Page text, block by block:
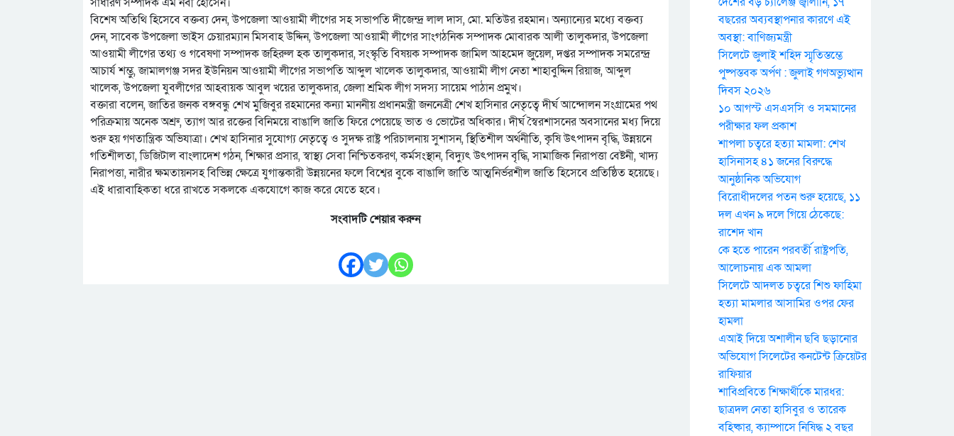
বিশেষ অতিথি হিসেবে বক্তব্য দেন, উপজেলা আওয়ামী লীগের সহ সভাপতি দীজেন্দ্র লাল দাস, মো. মতিউর রহমান। অন্যান্যের মধ্যে বক্তব্য
দেন, সাবেক উপজেলা ভাইস চেয়ারম্যান মিসবাহ উদ্দিন, উপজেলা আওয়ামী লীগের সাংগঠনিক সম্পাদক মোবারক আলী তালুকদার, উপজেলা
আওয়ামী লীগের তথ্য ও গবেষণা সম্পাদক জহিরুল হক তালুকদার, সংস্কৃতি বিষয়ক সম্পাদক জামিল আহমেদ জুয়েল, দপ্তর সম্পাদক সমরেন্দ্র
আচার্য শম্ভু, জামালগঞ্জ সদর ইউনিয়ন আওয়ামী লীগের সভাপতি আব্দুল খালেক তালুকদার, আওয়ামী লীগ নেতা শাহাবুদ্দিন রিয়াজ, আব্দুল
খালেক, উপজেলা যুবলীগের আহবায়ক আবুল খয়ের তালুকদার, জেলা শ্রমিক লীগ সদস্য সায়েম পাঠান প্রমুখ।
বক্তারা বলেন, জাতির জনক বঙ্গবন্ধু শেখ মুজিবুর রহমানের কন্যা মাননীয় প্রধানমন্ত্রী জননেত্রী শেখ হাসিনার নেতৃত্বে দীর্ঘ আন্দোলন সংগ্রামের পথ
পরিক্রমায় অনেক অশ্রু, ত্যাগ আর রক্তের বিনিময়ে বাঙালি জাতি ফিরে পেয়েছে ভাত ও ভোটের অধিকার। দীর্ঘ স্বৈরশাসনের অবসানের মধ্য দিয়ে
শুরু হয় গণতান্ত্রিক অভিযাত্রা। শেখ হাসিনার সুযোগ্য নেতৃত্বে ও সুদক্ষ রাষ্ট্র পরিচালনায় সুশাসন, স্থিতিশীল অর্থনীতি, কৃষি উৎপাদন বৃদ্ধি, উন্নয়নে
গতিশীলতা, ডিজিটাল বাংলাদেশ গঠন, শিক্ষার প্রসার, স্বাস্থ্য সেবা নিশ্চিতকরণ, কর্মসংস্থান, বিদ্যুৎ উৎপাদন বৃদ্ধি, সামাজিক নিরাপত্তা বেষ্টনী, খাদ্য
নিরাপত্তা, নারীর ক্ষমতায়নসহ বিভিন্ন ক্ষেত্রে যুগান্তকারী উন্নয়নের ফলে বিশ্বের বুকে বাঙালি জাতি আত্মনির্ভরশীল জাতি হিসেবে প্রতিষ্ঠিত হয়েছে।
এই ধারাবাহিকতা ধরে রাখতে সকলকে একযোগে কাজ করে যেতে হবে।
সংবাদটি শেয়ার করুন
বছরের অব্যবস্থাপনার কারণে এই
অবস্থা: বাণিজ্যমন্ত্রী
সিলেটে জুলাই শহিদ স্মৃতিস্তম্ভে
পুষ্পস্তবক অর্পণ : জুলাই গণঅভ্যুত্থান
দিবস ২০২৬
১০ আগস্ট এসএসসি ও সমমানের
পরীক্ষার ফল প্রকাশ
শাপলা চত্বরে হত্যা মামলা: শেখ
হাসিনাসহ ৪১ জনের বিরুদ্ধে
আনুষ্ঠানিক অভিযোগ
বিরোধীদলের পতন শুরু হয়েছে, ১১
দল এখন ৯ দলে গিয়ে ঠেকেছে:
রাশেদ খান
কে হতে পারেন পরবর্তী রাষ্ট্রপতি,
আলোচনায় এক আমলা
সিলেটে আদলত চত্বরে শিশু ফাহিমা
হত্যা মামলার আসামির ওপর ফের
হামলা
এআই দিয়ে অশালীন ছবি ছড়ানোর
অভিযোগ সিলেটের কনটেন্ট ক্রিয়েটর
রাফিয়ার
শাবিপ্রবিতে শিক্ষার্থীকে মারধর:
ছাত্রদল নেতা হাসিবুর ও তারেক
বহিষ্কার, ক্যাম্পাসে নিষিদ্ধ ২ বছর